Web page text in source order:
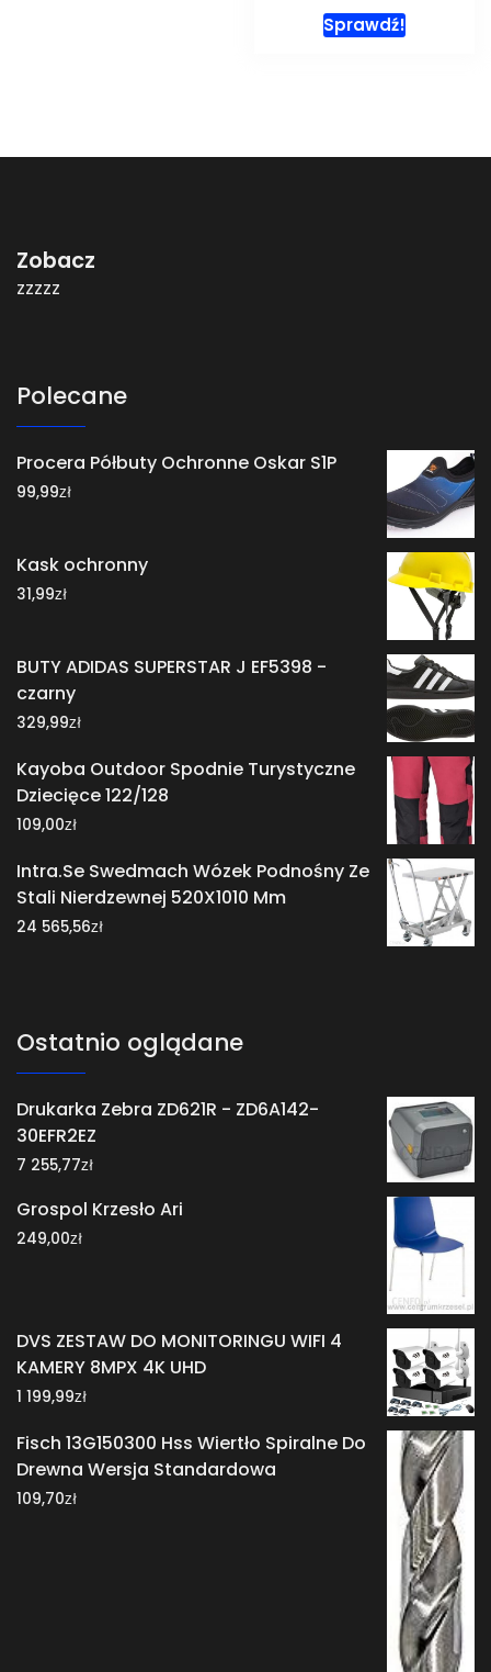
Sprawdź!
Zobacz
zzzzz
Polecane
Procera Półbuty Ochronne Oskar S1P
99,99zł
Kask ochronny
31,99zł
BUTY ADIDAS SUPERSTAR J EF5398 -
czarny
329,99zł
Kayoba Outdoor Spodnie Turystyczne
Dziecięce 122/128
109,00zł
Intra.Se Swedmach Wózek Podnośny Ze
Stali Nierdzewnej 520X1010 Mm
24 565,56zł
Ostatnio oglądane
Drukarka Zebra ZD621R - ZD6A142-
30EFR2EZ
7 255,77zł
Grospol Krzesło Ari
249,00zł
DVS ZESTAW DO MONITORINGU WIFI 4
KAMERY 8MPX 4K UHD
1 199,99zł
Fisch 13G150300 Hss Wiertło Spiralne Do
Drewna Wersja Standardowa
109,70zł